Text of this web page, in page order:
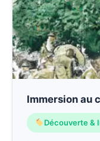
Immersion au
Découverte &